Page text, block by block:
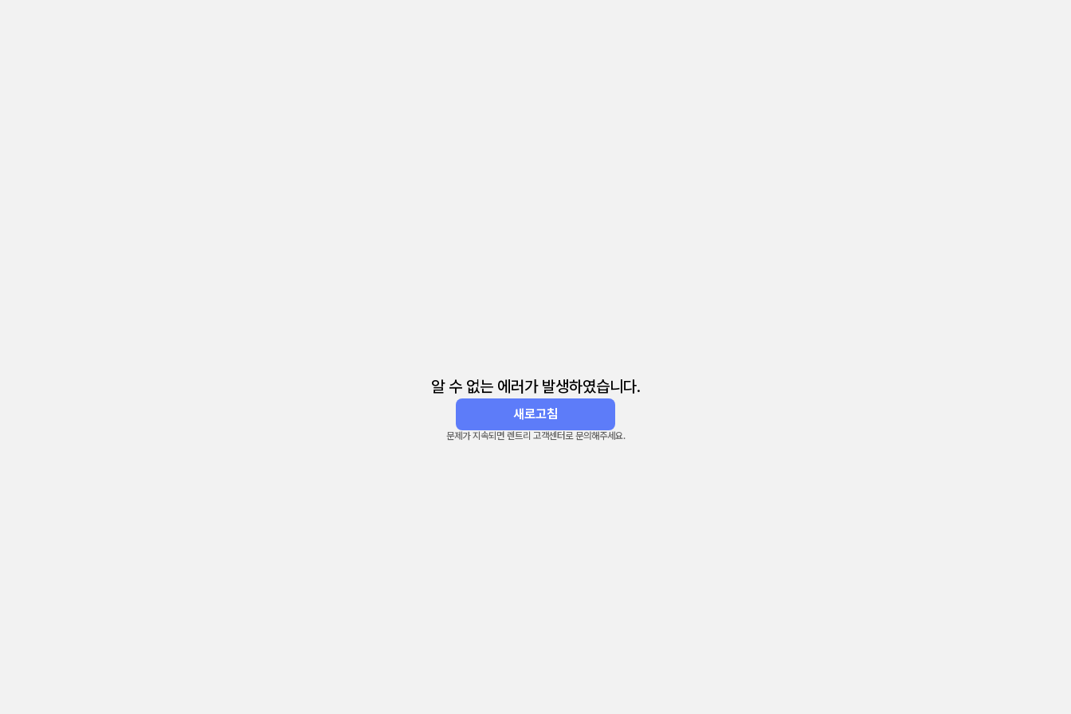
알 수 없는 에러가 발생하였습니다.
새로고침
문제가 지속되면 렌트리 고객센터로 문의해주세요.